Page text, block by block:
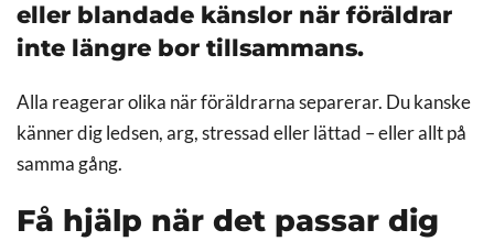
eller blandade känslor när föräldrar
inte längre bor tillsammans.
Alla reagerar olika när föräldrarna separerar. Du kanske
känner dig ledsen, arg, stressad eller lättad – eller allt på
samma gång.
Få hjälp när det passar dig